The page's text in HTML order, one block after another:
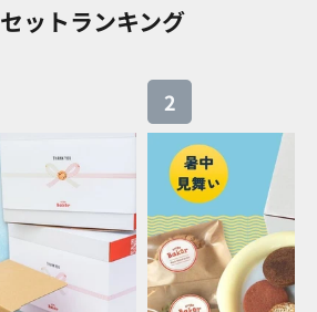
ットランキング
2